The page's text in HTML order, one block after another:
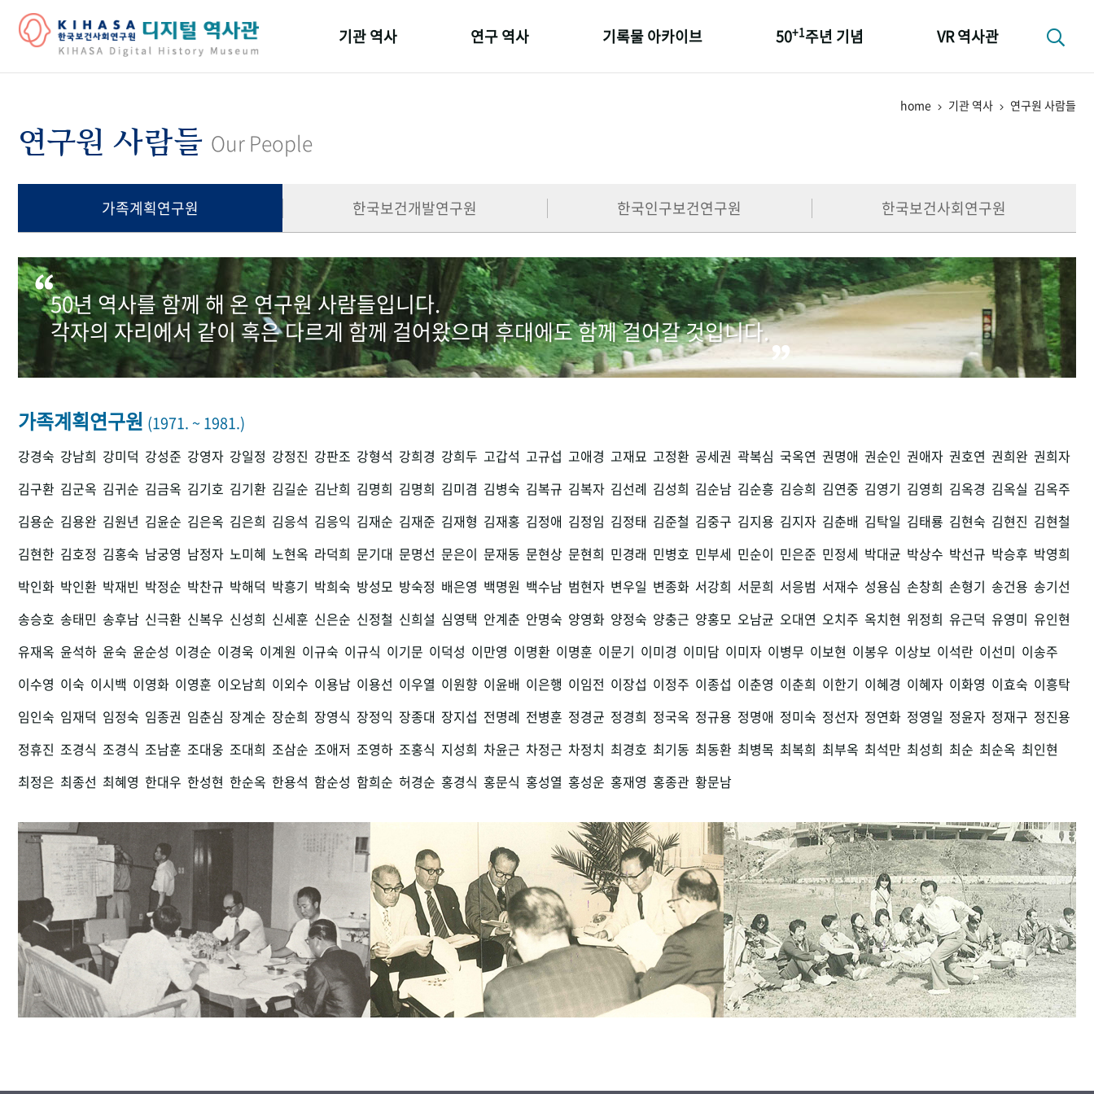
기관 역사 연구 역사 기록물 아카이브 50+1주년 기념
세계와 함께 한 KIHASA
VR 역사관
home 기관 역사 연구원 사람들
연구원 사람들 Our People
가족계획연구원 한국보건개발연구원 한국인구보건연구원 한국보건사회연구원
50년 역사를 함께 해 온 연구원 사람들입니다.
각자의 자리에서 같이 혹은 다르게 함께 걸어왔으며 후대에도 함께 걸어갈 것입니다.
가족계획연구원 (1971. ~ 1981.)
강경숙 강남희 강미덕 강성준 강영자 강일정 강정진 강판조 강형석 강희경 강희두 고갑석 고규섭 고애경 고재묘 고정환 공세권 곽복심 국옥연 권명애 권순인 권애자 권호연 권희완 권희자
김구환 김군옥 김귀순 김금옥 김기호 김기환 김길순 김난희 김명희 김명희 김미겸 김병숙 김복규 김복자 김선례 김성희 김순남 김순흥 김승희 김연중 김영기 김영희 김옥경 김옥실 김옥주
김용순 김용완 김원년 김윤순 김은옥 김은희 김응석 김응익 김재순 김재준 김재형 김재홍 김정애 김정임 김정태 김준철 김중구 김지용 김지자 김춘배 김탁일 김태룡 김현숙 김현진 김현철
김현한 김호정 김홍숙 남궁영 남정자 노미혜 노현옥 라덕희 문기대 문명선 문은이 문재동 문현상 문현희 민경래 민병호 민부세 민순이 민은준 민정세 박대균 박상수 박선규 박승후 박영희
박인화 박인환 박재빈 박정순 박찬규 박해덕 박흥기 박희숙 방성모 방숙정 배은영 백명원 백수남 범현자 변우일 변종화 서강희 서문희 서응범 서재수 성용심 손창희 손형기 송건용 송기선
송승호 송태민 송후남 신극환 신복우 신성희 신세훈 신은순 신정철 신희설 심영택 안계춘 안명숙 양영화 양정숙 양충근 양홍모 오남균 오대연 오치주 옥치현 위정희 유근덕 유영미 유인현
유재옥 윤석하 윤숙 윤순성 이경순 이경욱 이계원 이규숙 이규식 이기문 이덕성 이만영 이명환 이명훈 이문기 이미경 이미담 이미자 이병무 이보현 이봉우 이상보 이석란 이선미 이송주
이수영 이숙 이시백 이영화 이영훈 이오남희 이외수 이용남 이용선 이우열 이원향 이윤배 이은행 이임전 이장섭 이정주 이종섭 이춘영 이춘희 이한기 이혜경 이혜자 이화영 이효숙 이흥탁
임인숙 임재덕 임정숙 임종권 임춘심 장계순 장순희 장영식 장정익 장종대 장지섭 전명례 전병훈 정경균 정경희 정국옥 정규용 정명애 정미숙 정선자 정연화 정영일 정윤자 정재구 정진용
정휴진 조경식 조경식 조남훈 조대웅 조대희 조삼순 조애저 조영하 조홍식 지성희 차윤근 차정근 차정치 최경호 최기동 최동환 최병목 최복희 최부옥 최석만 최성희 최순 최순옥 최인현
최정은 최종선 최혜영 한대우 한성현 한순옥 한용석 함순성 함희순 허경순 홍경식 홍문식 홍성열 홍성운 홍재영 홍종관 황문남